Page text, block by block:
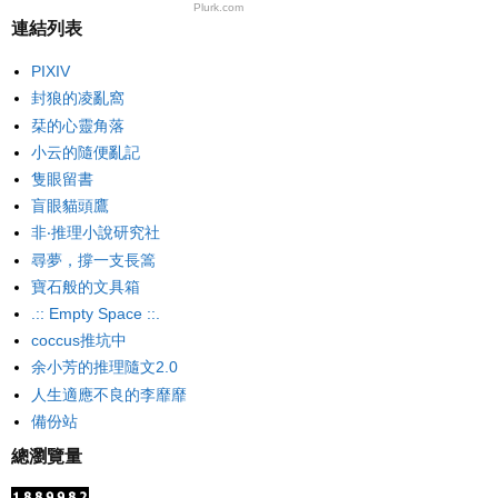
Plurk.com
連結列表
PIXIV
封狼的凌亂窩
栞的心靈角落
小云的隨便亂記
隻眼留書
盲眼貓頭鷹
非‧推理小說研究社
尋夢，撐一支長篙
寶石般的文具箱
.:: Empty Space ::.
coccus推坑中
余小芳的推理隨文2.0
人生適應不良的李靡靡
備份站
總瀏覽量